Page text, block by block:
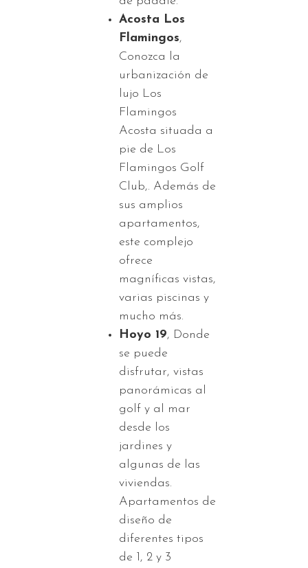
Acosta Los
Flamingos,
Conozca la
urbanización de
lujo Los
Flamingos
Acosta situada a
pie de Los
Flamingos Golf
Club,. Además de
sus amplios
apartamentos,
este complejo
ofrece
magníficas vistas,
varias piscinas y
mucho más.
Hoyo 19, Donde
se puede
disfrutar, vistas
panorámicas al
golf y al mar
desde los
jardines y
algunas de las
viviendas.
Apartamentos de
diseño de
diferentes tipos
de 1, 2 y 3